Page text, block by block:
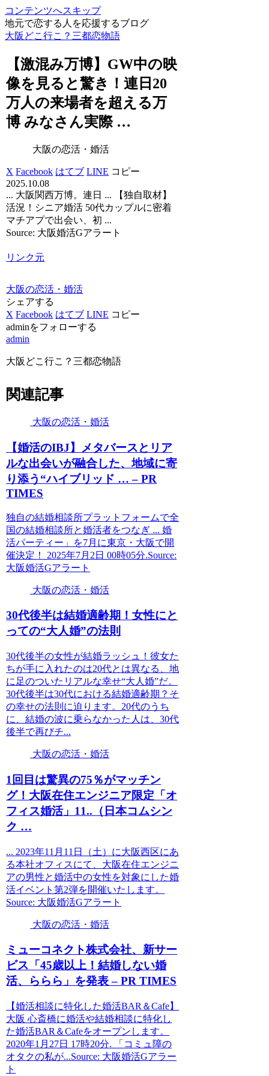
コンテンツへスキップ
地元で恋する人を応援するブログ
大阪どこ行こ？三都恋物語
【激混み万博】GW中の映
像を見ると驚き！連日20
万人の来場者を超える万
博 みなさん実際 …
大阪の恋活・婚活
X Facebook はてブ LINE コピー
2025.10.08
... 大阪関西万博。連日 ... 【独自取材】
活況！シニア婚活 50代カップルに密着
マチアプで出会い、初 ...
Source: 大阪婚活Gアラート
リンク元
大阪の恋活・婚活
シェアする
X Facebook はてブ LINE コピー
adminをフォローする
admin
大阪どこ行こ？三都恋物語
関連記事
大阪の恋活・婚活
【婚活のIBJ】メタバースとリア
ルな出会いが融合した、地域に寄
り添う“ハイブリッド … – PR
TIMES
独自の結婚相談所プラットフォームで全
国の結婚相談所と婚活者をつなぎ ... 婚
活パーティー」を7月に東京・大阪で開
催決定！ 2025年7月2日 00時05分.Source:
大阪婚活Gアラート
大阪の恋活・婚活
30代後半は結婚適齢期！女性にと
っての“大人婚”の法則
30代後半の女性が結婚ラッシュ！彼女た
ちが手に入れたのは20代とは異なる、地
に足のついたリアルな幸せ“大人婚”だ。
30代後半は30代における結婚適齢期？そ
の幸せの法則に迫ります。20代のうち
に、結婚の波に乗らなかった人は、30代
後半で再びチ...
大阪の恋活・婚活
1回目は驚異の75％がマッチン
グ！ 大阪在住エンジニア限定「オ
フィス婚活」11..（日本コムシン
ク …
... 2023年11月11日（土）に大阪西区にあ
る本社オフィスにて、大阪在住エンジニ
アの男性と婚活中の女性を対象にした婚
活イベント第2弾を開催いたします。
Source: 大阪婚活Gアラート
大阪の恋活・婚活
ミューコネクト株式会社、新サー
ビス「45歳以上！結婚しない婚
活、ららら」を発表 – PR TIMES
【婚活相談に特化した婚活BAR＆Cafe】
大阪 心斎橋に婚活や結婚相談に特化し
た婚活BAR＆Cafeをオープンします。
2020年1月27日 17時20分. 「コミュ障の
オタクの私が...Source: 大阪婚活Gアラー
ト